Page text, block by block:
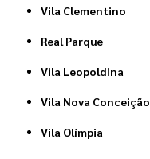
Vila Clementino
Real Parque
Vila Leopoldina
Vila Nova Conceição
Vila Olímpia